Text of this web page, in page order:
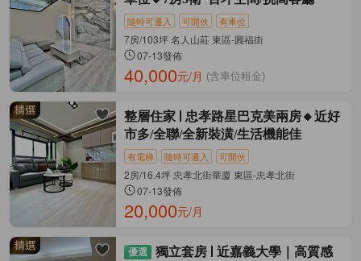
隨時可遷入 可開伙 有車位
7房/103坪 名人山莊 東區-圓福街
07-13發佈
40,000元/月 (含車位租金)
整層住家
忠孝路星巴克美兩房🔸近好
市多/全聯/全新裝潢/生活機能佳
有電梯 隨時可遷入 可開伙
2房/16.4坪 忠孝北街華廈 東區-忠孝北街
07-13發佈
20,000元/月
獨立套房
近嘉義大學｜高質感